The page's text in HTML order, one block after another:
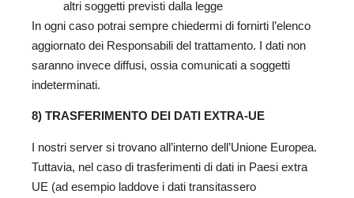
altri soggetti previsti dalla legge
In ogni caso potrai sempre chiedermi di fornirti l’elenco
aggiornato dei Responsabili del trattamento. I dati non
saranno invece diffusi, ossia comunicati a soggetti
indeterminati.
8) TRASFERIMENTO DEI DATI EXTRA-UE
I nostri server si trovano all’interno dell’Unione Europea.
Tuttavia, nel caso di trasferimenti di dati in Paesi extra
UE (ad esempio laddove i dati transitassero